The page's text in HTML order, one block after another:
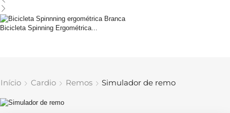
Bicicleta Spinning Ergométrica...
Início Cardio Remos Simulador de remo